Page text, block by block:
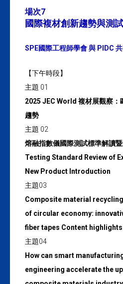
場次7
國際複材創新趨勢與測
SPE國際工程師學會 與 PIDC
【下午時段】
主題 01
2025 JEC World 複材展觀察：
趨勢
主題 02
熔融指數儀國際測試標準解讀
Testing Standard Review of
New Product Introduction
主題03
Composite material
of circular economy:
fiber tapes Content highlights
主題04
How can smart
engineering accelerate the